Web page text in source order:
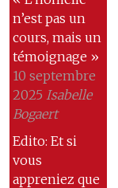
n’est pas un
cours, mais un
témoignage »
10 septembre
2025 Isabelle
Bogaert
Edito: Et si
vous
appreniez que